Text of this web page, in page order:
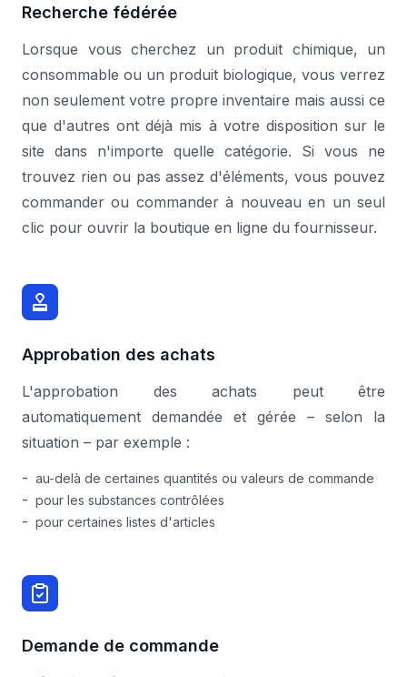
Recherche fédérée
Lorsque vous cherchez un produit chimique, un
consommable ou un produit biologique, vous verrez
non seulement votre propre inventaire mais aussi ce
que d'autres ont déjà mis à votre disposition sur le
site dans n'importe quelle catégorie. Si vous ne
trouvez rien ou pas assez d'éléments, vous pouvez
commander ou commander à nouveau en un seul
clic pour ouvrir la boutique en ligne du fournisseur.
Approbation des achats
L'approbation des achats peut être
automatiquement demandée et gérée – selon la
situation – par exemple :
- au-delà de certaines quantités ou valeurs de commande
- pour les substances contrôlées
- pour certaines listes d'articles
Demande de commande